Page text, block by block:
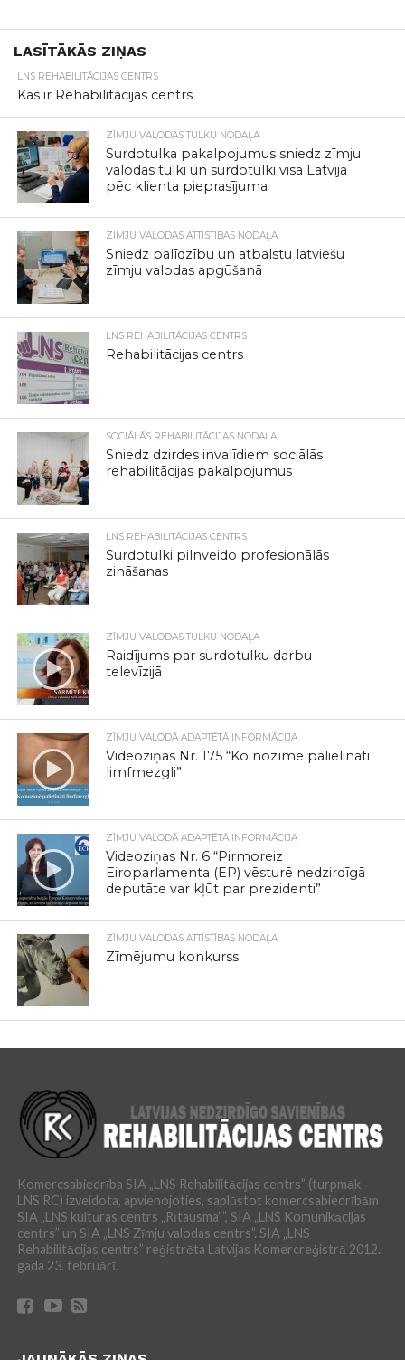
LASĪTĀKĀS ZIŅAS
LNS REHABILITĀCIJAS CENTRS
Kas ir Rehabilitācijas centrs
ZĪMJU VALODAS TULKU NODAĻA
Surdotulka pakalpojumus sniedz zīmju
valodas tulki un surdotulki visā Latvijā
pēc klienta pieprasījuma
ZĪMJU VALODAS ATTĪSTĪBAS NODAĻA
Sniedz palīdzību un atbalstu latviešu
zīmju valodas apgūšanā
LNS REHABILITĀCIJAS CENTRS
Rehabilitācijas centrs
SOCIĀLĀS REHABILITĀCIJAS NODAĻA
Sniedz dzirdes invalīdiem sociālās
rehabilitācijas pakalpojumus
LNS REHABILITĀCIJAS CENTRS
Surdotulki pilnveido profesionālās
zināšanas
ZĪMJU VALODAS TULKU NODAĻA
Raidījums par surdotulku darbu
televīzijā
ZĪMJU VALODĀ ADAPTĒTĀ INFORMĀCIJA
Videoziņas Nr. 175 “Ko nozīmē palielināti
limfmezgli”
ZĪMJU VALODĀ ADAPTĒTĀ INFORMĀCIJA
Videoziņas Nr. 6 “Pirmoreiz
Eiroparlamenta (EP) vēsturē nedzirdīgā
deputāte var kļūt par prezidenti”
ZĪMJU VALODAS ATTĪSTĪBAS NODAĻA
Zīmējumu konkurss
Komercsabiedrība SIA „LNS Rehabilitācijas centrs” (turpmāk -
LNS RC) izveidota, apvienojoties, saplūstot komercsabiedrībām
SIA „LNS kultūras centrs „Rītausma””, SIA „LNS Komunikācijas
centrs” un SIA „LNS Zīmju valodas centrs”. SIA „LNS
Rehabilitācijas centrs” reģistrēta Latvijas Komercreģistrā 2012.
gada 23. februārī.